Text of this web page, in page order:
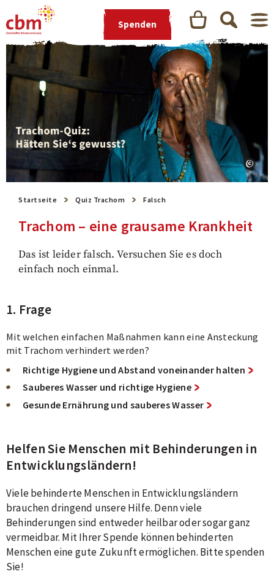
Spenden
Startseite Quiz Trachom Falsch
Trachom – eine grausame Krankheit
Das ist leider falsch. Versuchen Sie es doch
einfach noch einmal.
1. Frage
Mit welchen einfachen Maßnahmen kann eine Ansteckung
mit Trachom verhindert werden?
Richtige Hygiene und Abstand voneinander halten
Sauberes Wasser und richtige Hygiene
Gesunde Ernährung und sauberes Wasser
Helfen Sie Menschen mit Behinderungen in
Entwicklungsländern!
Viele behinderte Menschen in Entwicklungsländern
brauchen dringend unsere Hilfe. Denn viele
Behinderungen sind entweder heilbar oder sogar ganz
vermeidbar. Mit Ihrer Spende können behinderten
Menschen eine gute Zukunft ermöglichen. Bitte spenden
Sie!